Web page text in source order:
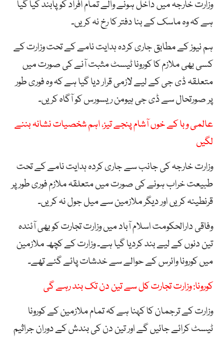
وزارت خارجہ میں داخل ہونے والے تمام افراد کو پابند کیا گیا
ہے کہ وہ ماسک کے بنا دفتر کا رخ نہ کریں۔
ہم نیوز کے مطابق جاری کردہ ہدایت نامے کے تحت وزارت کے
کسی بھی ملازم کا کورونا ٹیسٹ مثبت آنے کی صورت میں
متعلقہ ڈی جی کے لیے لازمی قرار دیا گیا ہے کہ وہ فوری طور
پر صورتحال سے ڈی جی ہیومن ریسورس کو آگاہ کریں۔
عالمی وبا کے خوں آشام پنجے تیز، اہم شخصیات نشانہ بننے
لگیں
وزارت خارجہ کی جانب سے جاری کردہ ہدایت نامے کے تحت
طبیعت خراب ہونے کی صورت میں متعلقہ ملازم فوری طور پر
قرنطینہ کریں اور دیگر ملازمین سے میل جول نہ کریں۔
وفاقی دارالحکومت اسلام آباد میں وزارت تجارت کو بھی آئندہ
تین دنوں کے لیے بند کردیا گیا ہے۔ وزارت کے کچھ ملازمین
میں کورونا وائرس کے حوالے سے خدشات پائے گئے تھے۔
کورونا: وزارت تجارت کل سے تین دن تک بند رہے گی
وزارت کے ترجمان کا کہنا ہے کہ تمام ملازمین کے کورونا
ٹیسٹ کرائے جائیں گے اور تین دن کی بندش کے دوران جراثیم